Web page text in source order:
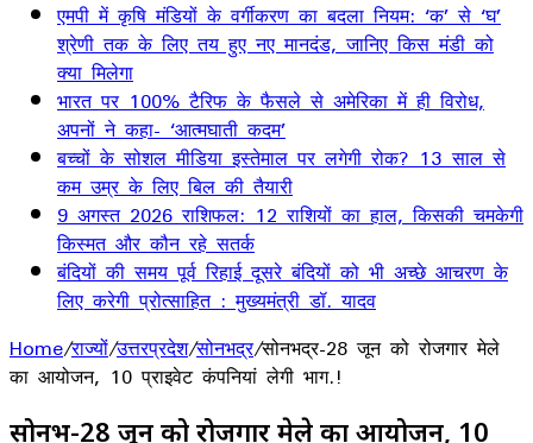
एमपी में कृषि मंडियों के वर्गीकरण का बदला नियम: ‘क’ से ‘घ’
श्रेणी तक के लिए तय हुए नए मानदंड, जानिए किस मंडी को
क्या मिलेगा
भारत पर 100% टैरिफ के फैसले से अमेरिका में ही विरोध,
अपनों ने कहा- ‘आत्मघाती कदम’
बच्चों के सोशल मीडिया इस्तेमाल पर लगेगी रोक? 13 साल से
कम उम्र के लिए बिल की तैयारी
9 अगस्त 2026 राशिफल: 12 राशियों का हाल, किसकी चमकेगी
किस्मत और कौन रहे सतर्क
बंदियों की समय पूर्व रिहाई दूसरे बंदियों को भी अच्छे आचरण के
लिए करेगी प्रोत्साहित : मुख्यमंत्री डॉ. यादव
Home/राज्यों/उत्तरप्रदेश/सोनभद्र/सोनभद्र-28 जून को रोजगार मेले
का आयोजन, 10 प्राइवेट कंपनियां लेगी भाग.!
सोनभद्र-28 जून को रोजगार मेले का आयोजन, 10